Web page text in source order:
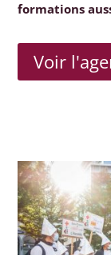
formations
Voir